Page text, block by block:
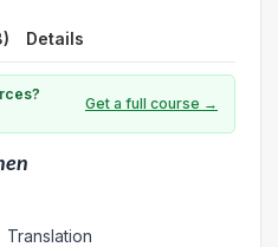
Details
Get a full course →
Translation